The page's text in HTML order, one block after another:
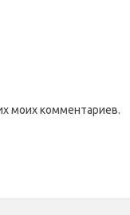
моих комментариев.